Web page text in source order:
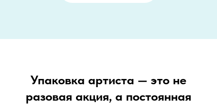
Упаковка артиста — это не
разовая акция, а постоянная